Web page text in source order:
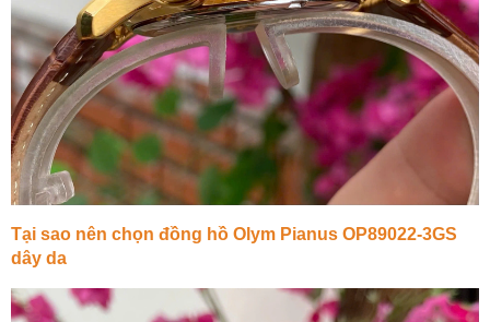
Tại sao nên chọn đồng hồ Olym Pianus OP89022-3GS
dây da